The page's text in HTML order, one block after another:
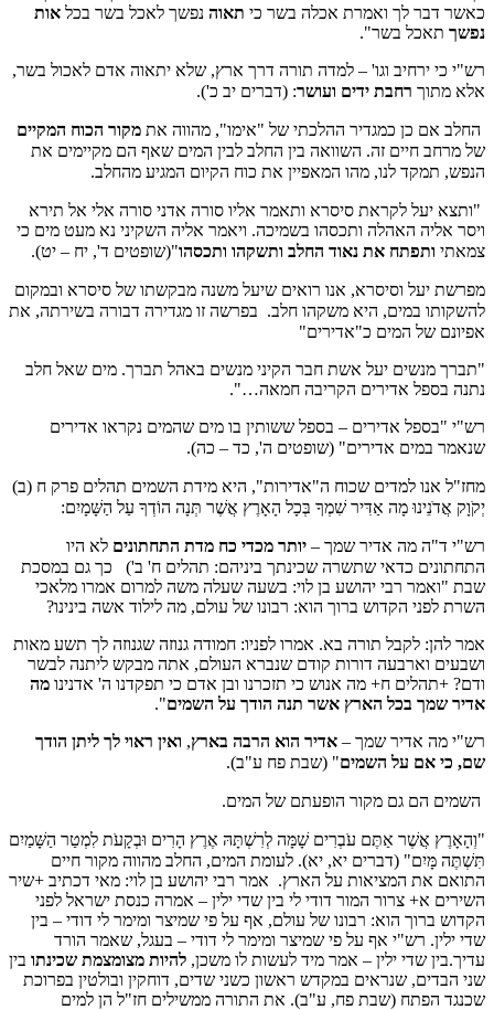
כאשר דבר לך ואמרת אכלה בשר כי תאוה נפשך לאכל בשר בכל אות
נפשך תאכל בשר".
רש"י כי ירחיב וגו' – למדה תורה דרך ארץ, שלא יתאוה אדם לאכול בשר,
אלא מתוך רחבת ידים ועושר: (דברים יב כ').
החלב אם כן כמגדיר ההלכתי של "אימו", מהווה את מקור הכוח המקיים
של מרחב חיים זה. השוואה בין החלב לבין המים שאף הם מקיימים את
הנפש, תמקד לנו, מהו המאפיין את כוח הקיום המגיע מהחלב.
"ותצא יעל לקראת סיסרא ותאמר אליו סורה אדני סורה אלי אל תירא
ויסר אליה האהלה ותכסהו בשמיכה. ויאמר אליה השקיני נא מעט מים כי
צמאתי ותפתח את נאוד החלב ותשקהו ותכסהו"(שופטים ד', יח – יט).
מפרשת יעל וסיסרא, אנו רואים שיעל משנה מבקשתו של סיסרא ובמקום
להשקותו במים, היא משקהו חלב. בפרשה זו מגדירה דבורה בשירתה, את
אפיונם של המים כ"אדירים"
"תברך מנשים יעל אשת חבר הקיני מנשים באהל תברך. מים שאל חלב
נתנה בספל אדירים הקריבה חמאה…".
רש"י "בספל אדירים – בספל ששותין בו מים שהמים נקראו אדירים
שנאמר במים אדירים" (שופטים ה', כד – כה).
מחז"ל אנו למדים שכוח ה"אדירות", היא מידת השמים תהלים פרק ח (ב)
יְקֹוָק אֲדֹנֵינוּ מָה אַדִּיר שִׁמְךָ בְּכָל הָאָרֶץ אֲשֶׁר תְּנָה הוֹדְךָ עַל הַשָּׁמָיִם:
רש"י ד"ה מה אדיר שמך – יותר מכדי כח מדת התחתונים לא היו
התחתונים כדאי שתשרה שכינתך ביניהם: תהלים ח' ב')
כך גם במסכת
שבת "ואמר רבי יהושע בן לוי: בשעה שעלה משה למרום אמרו מלאכי
השרת לפני הקדוש ברוך הוא: רבונו של עולם, מה לילוד אשה בינינו?
אמר להן: לקבל תורה בא. אמרו לפניו: חמודה גנוזה שגנוזה לך תשע מאות
ושבעים וארבעה דורות קודם שנברא העולם, אתה מבקש ליתנה לבשר
ודם? +תהלים ח+ מה אנוש כי תזכרנו ובן אדם כי תפקדנו ה' אדנינו מה
אדיר שמך בכל הארץ אשר תנה הודך על השמים".
רש"י מה אדיר שמך – אדיר הוא הרבה בארץ, ואין ראוי לך ליתן הודך
שם, כי אם על השמים" (שבת פח ע"ב).
השמים הם גם מקור הופעתם של המים.
"וְהָאָרֶץ אֲשֶׁר אַתֶּם עֹבְרִים שָׁמָּה לְרִשְׁתָּהּ אֶרֶץ הָרִים וּבְקָעֹת לִמְטַר הַשָּׁמַיִם
תִּשְׁתֶּה מָּיִם" (דברים יא, יא). לעומת המים, החלב מהווה מקור חיים
התואם את המציאות על הארץ. אמר רבי יהושע בן לוי: מאי דכתיב +שיר
השירים א+ צרור המור דודי לי בין שדי ילין – אמרה כנסת ישראל לפני
הקדוש ברוך הוא: רבונו של עולם, אף על פי שמיצר ומימר לי דודי – בין
שדי ילין. רש"י אף על פי שמיצר ומימר לי דודי – בעגל, שאמר הורד
עדיך.בין שדי ילין – אמר מיד לעשות לו משכן, להיות מצומצמת שכינתו בין
שני הבדים, שנראים במקדש ראשון כשני שדים, דוחקין ובולטין בפרוכת
שכנגד הפתח (שבת פח, ע"ב). את התורה ממשילים חז"ל הן למים